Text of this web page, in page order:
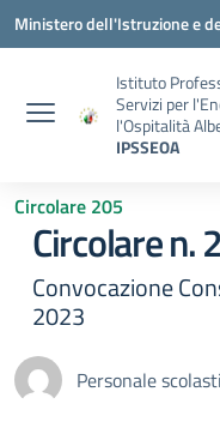
Vai ai contenuti
Vai al menu di navigazione
Vai al footer
Ministero dell'Istruzione e
Istituto
Servizi per
l'Ospitalità
IPSSEOA
Circolare 205
Circolare n.
Convocazione
2023
Personale